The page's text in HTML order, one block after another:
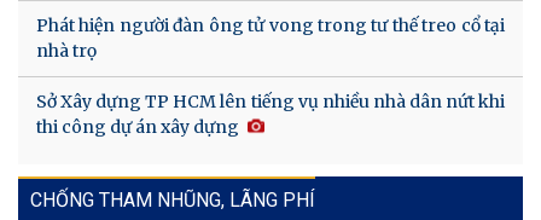
Phát hiện người đàn ông tử vong trong tư thế treo cổ tại
nhà trọ
Sở Xây dựng TP HCM lên tiếng vụ nhiều nhà dân nứt khi
thi công dự án xây dựng
CHỐNG THAM NHŨNG, LÃNG PHÍ